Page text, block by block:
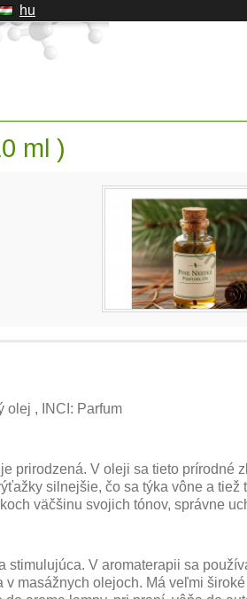
hu
ml )
olej , INCI: Parfum
prirodzená. V oleji sa tieto prírodné
silnejšie, čo sa týka vône a
väčšinu svojich tónov, správne
stimulujúca. V aromaterapii sa
masážnych olejoch. Má veľmi